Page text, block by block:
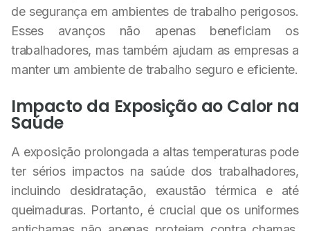
de segurança em ambientes de trabalho perigosos.
Esses avanços não apenas beneficiam os
trabalhadores, mas também ajudam as empresas a
manter um ambiente de trabalho seguro e eficiente.
Impacto da Exposição ao Calor na
Saúde
A exposição prolongada a altas temperaturas pode
ter sérios impactos na saúde dos trabalhadores,
incluindo desidratação, exaustão térmica e até
queimaduras. Portanto, é crucial que os uniformes